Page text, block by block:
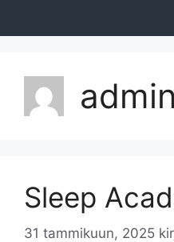
admin
Sleep
31 tammikuun, 2025